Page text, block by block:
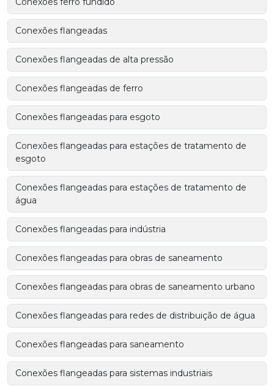
Conexões flangeadas
Conexões flangeadas de alta pressão
Conexões flangeadas de ferro
Conexões flangeadas para esgoto
Conexões flangeadas para estações de tratamento de
esgoto
Conexões flangeadas para estações de tratamento de
água
Conexões flangeadas para indústria
Conexões flangeadas para obras de saneamento
Conexões flangeadas para obras de saneamento urbano
Conexões flangeadas para redes de distribuição de água
Conexões flangeadas para saneamento
Conexões flangeadas para sistemas industriais